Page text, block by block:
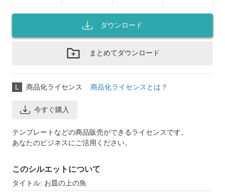
ダウンロード
まとめてダウンロード
L 商品化ライセンス 商品化ライセンスとは？
今すぐ購入
テンプレートなどの商品販売ができるライセンスです。
あなたのビジネスにご活用ください。
このシルエットについて
タイトル: お皿の上の魚